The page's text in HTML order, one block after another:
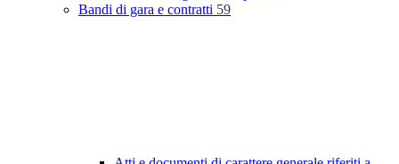
Bandi di gara e contratti 59